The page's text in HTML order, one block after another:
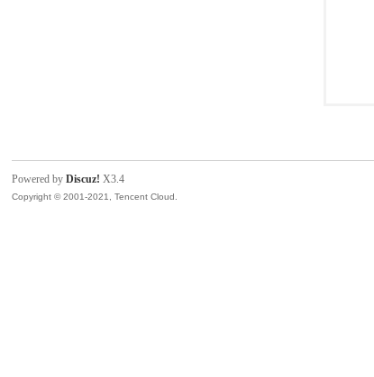
Powered byDiscuz! X3.4
Copyright © 2001-2021, Tencent Cloud.